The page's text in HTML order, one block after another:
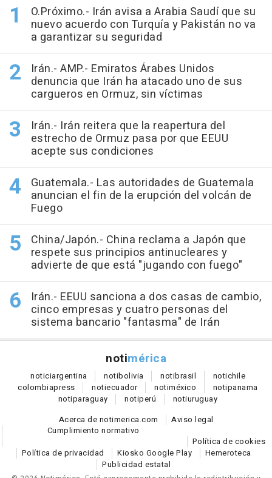
O.Próximo.- Irán avisa a Arabia Saudí que su
nuevo acuerdo con Turquía y Pakistán no va
a garantizar su seguridad
Irán.- AMP.- Emiratos Árabes Unidos
denuncia que Irán ha atacado uno de sus
cargueros en Ormuz, sin víctimas
Irán.- Irán reitera que la reapertura del
estrecho de Ormuz pasa por que EEUU
acepte sus condiciones
Guatemala.- Las autoridades de Guatemala
anuncian el fin de la erupción del volcán de
Fuego
China/Japón.- China reclama a Japón que
respete sus principios antinucleares y
advierte de que está "jugando con fuego"
Irán.- EEUU sanciona a dos casas de cambio,
cinco empresas y cuatro personas del
sistema bancario "fantasma" de Irán
notimérica
noticiargentina notibolivia notibrasil notichile
colombiapress notiecuador notiméxico notipanama
notiparaguay notiperú notiuruguay
Acerca de notimerica.com
Aviso legal
Cumplimiento normativo
Política de cookies
Política de privacidad
Kiosko Google Play
Hemeroteca
Publicidad estatal